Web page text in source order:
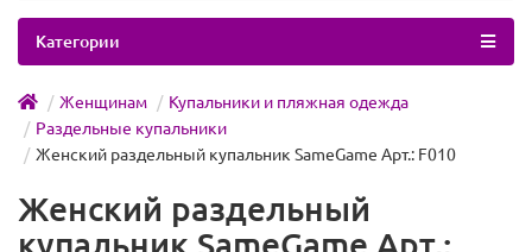
Категории
Женщинам
Купальники и пляжная одежда
Раздельные купальники
Женский раздельный купальник SameGame Арт.: F010
Женский раздельный
купальник SameGame Арт.: